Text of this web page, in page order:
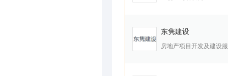
东隽建设
房地产项目开发及建设服